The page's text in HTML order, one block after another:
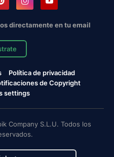
directamente en tu email
Política de privacidad
de Copyright
settings
Company S.L.U. Todos los